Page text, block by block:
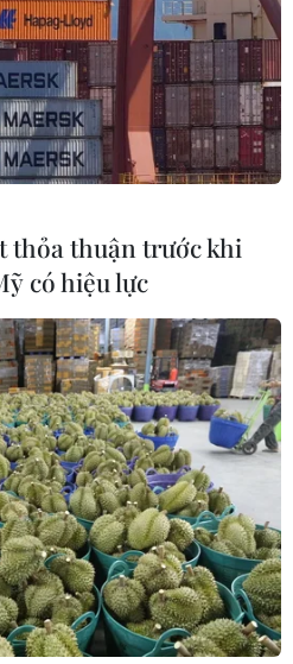
thỏa thuận trước khi
có hiệu lực